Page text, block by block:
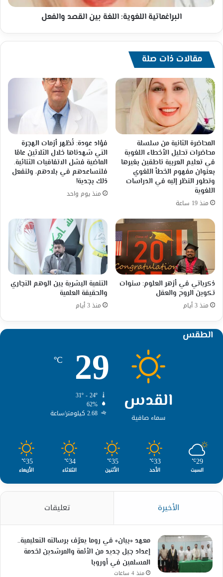
البراغماتية اللغوية: اللغة بين القصد والفعل
مقالات ذات صلة
المحاضرة الثانية من سلسلة
محاضرات تحليل الأخطاء اللغوية
في تعليم العربية ناطقين بغيرها
بعنوان مفهوم الخطأ اللغوي
وتطور النظر إليه في الدراسات
اللغوية
منذ 19 ساعة
فؤاد عودة: تُظهر أزمات الهجرة
التي شهدناها خلال الثلاثين عامًا
الماضية فشل الاتفاقيات الثنائية.
فلنساعدهم في بلادهم، ولنفعل
ذلك بجدية!
منذ يوم واحد
ذكرياتي في أزهر العلوم: سنوات
تكوين الروح والعقل
منذ 3 أيام
التنمية البشرية بين الوهم التجاري
والحقيقة العلمية
منذ 3 أيام
الطقس
القدس
سماء صافية
29
℃
62%
2.68 كيلومتر/ساعة
29
℃
السبت
33
℃
الأحد
35
℃
الأثنين
34
℃
الثلاثاء
35
℃
الأربعاء
الأخيرة تعليقات
معهد «بيان» في روما يعرّف برسالته التعليمية..
إعداد جيل جديد من الأئمة والمرشدين لخدمة
المسلمين في أوروبا
منذ 4 ساعات